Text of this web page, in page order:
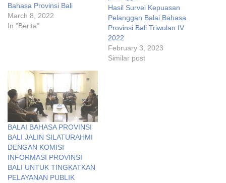
Bahasa Provinsi Bali
March 8, 2022
In "Berita"
Hasil Survei Kepuasan
Pelanggan Balai Bahasa
Provinsi Bali Triwulan IV
2022
February 3, 2023
Similar post
BALAI BAHASA PROVINSI
BALI JALIN SILATURAHMI
DENGAN KOMISI
INFORMASI PROVINSI
BALI UNTUK TINGKATKAN
PELAYANAN PUBLIK